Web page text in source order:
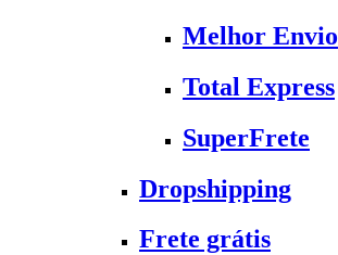
Melhor Envio
Total Express
SuperFrete
Dropshipping
Frete grátis